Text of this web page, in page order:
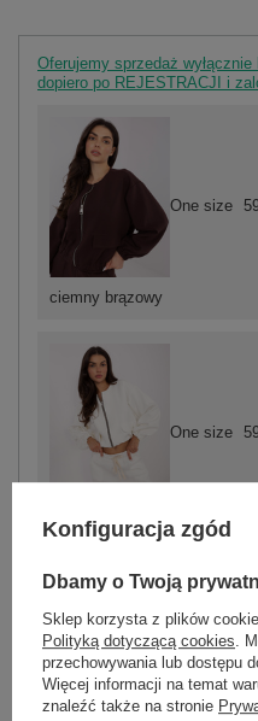
Oferujemy sprzedaż
dopiero po REJESTRACJI i
ecru
One size
ciemny brązowy
One size
ZALOGUJ
Masz pytanie? Chętnie
Zadzwoń+48 601 547 740
Konfiguracja zgód
Dbamy o Twoją
Sklep korzysta z plików
Polityką dotyczącą cookies.
przechowywania lub dostępu
Więcej informacji na temat
znaleźć także na stronie